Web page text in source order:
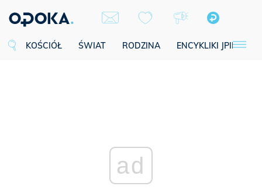
KOŚCIÓŁ ŚWIAT RODZINA ENCYKLIKI JPII
ad